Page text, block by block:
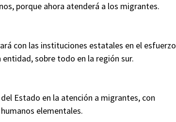
porque ahora atenderá a los migrantes.
con las instituciones estatales en el esfuerzo
sobre todo en la región sur.
Estado en la atención a migrantes, con
elementales.